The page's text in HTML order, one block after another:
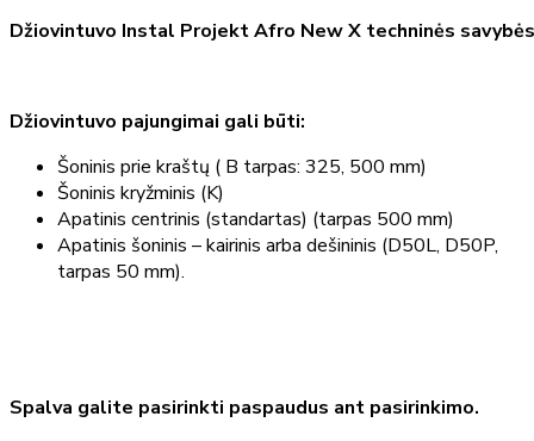
Džiovintuvo Instal Projekt Afro New X techninės
Džiovintuvo pajungimai gali būti:
Šoninis prie kraštų ( B tarpas: 325, 500 mm)
Šoninis kryžminis (K)
Apatinis centrinis (standartas) (tarpas 500 mm)
Apatinis šoninis – kairinis arba dešininis (D50L, D50P,
tarpas 50 mm).
Spalva galite pasirinkti paspaudus ant pasirinkimo.